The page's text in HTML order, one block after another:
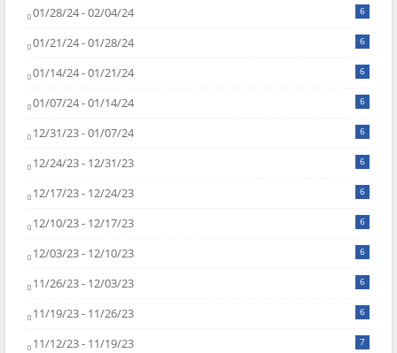
01/28/24 - 02/04/24 6
01/21/24 - 01/28/24 6
01/14/24 - 01/21/24 6
01/07/24 - 01/14/24 6
12/31/23 - 01/07/24 6
12/24/23 - 12/31/23 6
12/17/23 - 12/24/23 6
12/10/23 - 12/17/23 6
12/03/23 - 12/10/23 6
11/26/23 - 12/03/23 6
11/19/23 - 11/26/23 6
11/12/23 - 11/19/23 7